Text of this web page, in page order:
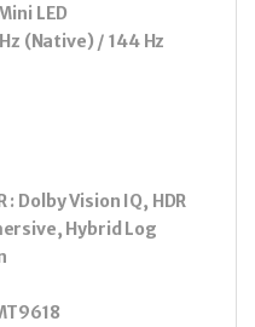
LED
(Native) / 144 Hz
Dolby Vision IQ, HDR
Hybrid Log